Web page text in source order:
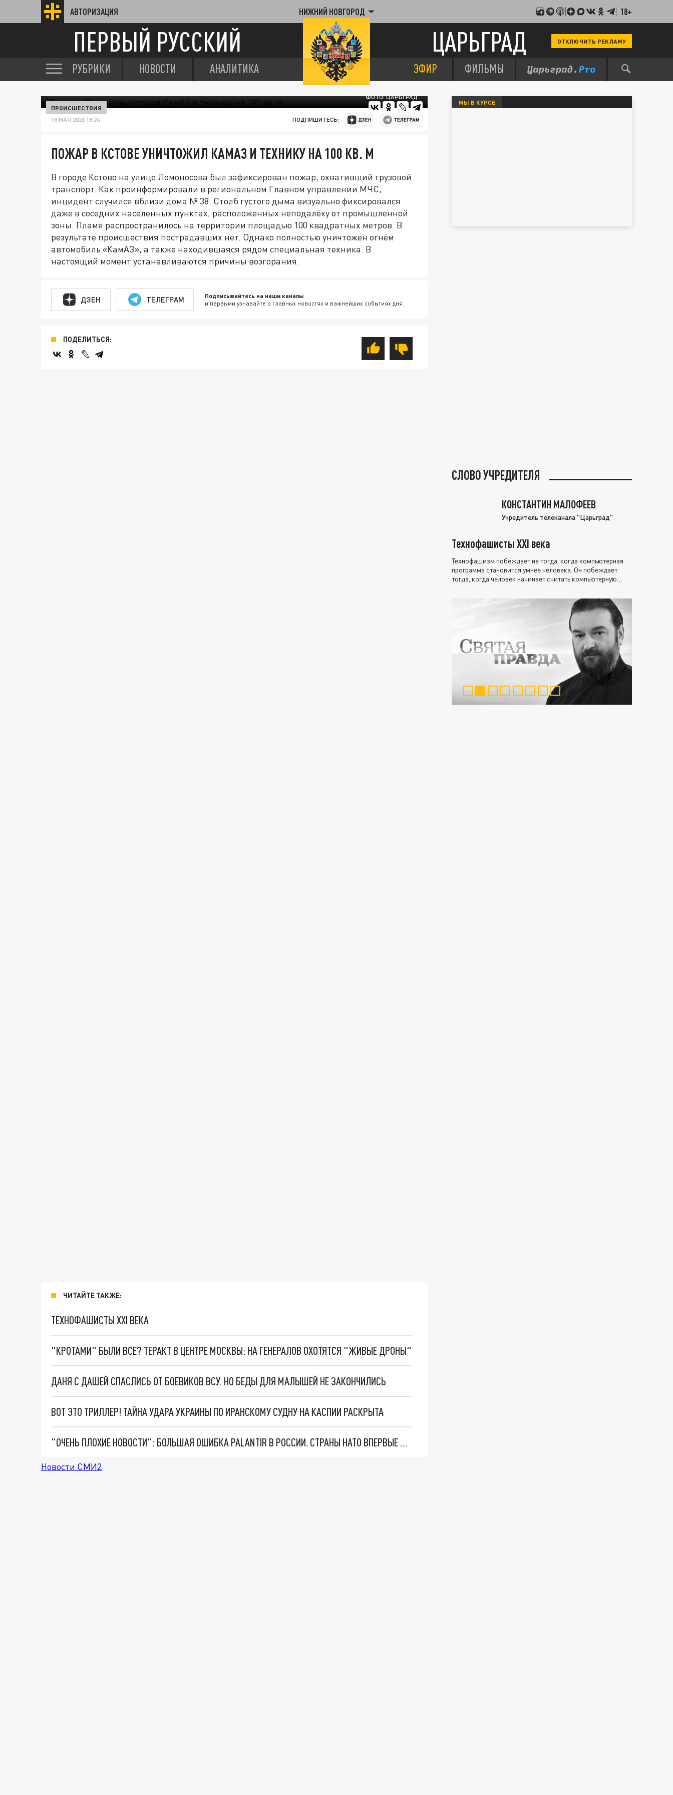
АВТОРИЗАЦИЯ НИЖНИЙ НОВГОРОД 18+
ПЕРВЫЙ РУССКИЙ ЦАРЬГРАД ОТКЛЮЧИТЬ РЕКЛАМУ
РУБРИКИ НОВОСТИ АНАЛИТИКА ЭФИР ФИЛЬМЫ
ФОТО: ЦАРЬГРАД
ПРОИСШЕСТВИЯ
18 МАЯ 2026 18:24 ПОДПИШИТЕСЬ:
ПОЖАР В КСТОВЕ УНИЧТОЖИЛ КАМАЗ И ТЕХНИКУ НА 100 КВ. М
В городе Кстово на улице Ломоносова был зафиксирован пожар, охвативший грузовой
транспорт. Как проинформировали в региональном Главном управлении МЧС,
инцидент случился вблизи дома № 38. Столб густого дыма визуально фиксировался
даже в соседних населенных пунктах, расположенных неподалёку от промышленной
зоны. Пламя распространилось на территории площадью 100 квадратных метров. В
результате происшествия пострадавших нет. Однако полностью уничтожен огнём
автомобиль «КамАЗ», а также находившаяся рядом специальная техника. В
настоящий момент устанавливаются причины возгорания.
ДЗЕН ТЕЛЕГРАМ Подписывайтесь на наши каналы
и первыми узнавайте о главных новостях и важнейших событиях дня.
ПОДЕЛИТЬСЯ:
ЧИТАЙТЕ ТАКЖЕ:
ТЕХНОФАШИСТЫ XXI ВЕКА
"КРОТАМИ" БЫЛИ ВСЕ? ТЕРАКТ В ЦЕНТРЕ МОСКВЫ: НА ГЕНЕРАЛОВ ОХОТЯТСЯ "ЖИВЫЕ ДРОНЫ"
ДАНЯ С ДАШЕЙ СПАСЛИСЬ ОТ БОЕВИКОВ ВСУ. НО БЕДЫ ДЛЯ МАЛЫШЕЙ НЕ ЗАКОНЧИЛИСЬ
ВОТ ЭТО ТРИЛЛЕР! ТАЙНА УДАРА УКРАИНЫ ПО ИРАНСКОМУ СУДНУ НА КАСПИИ РАСКРЫТА
"ОЧЕНЬ ПЛОХИЕ НОВОСТИ": БОЛЬШАЯ ОШИБКА PALANTIR В РОССИИ. СТРАНЫ НАТО ВПЕРВЫЕ ЗА СВО ОСТАНОВИЛИ ПОСТАВКИ ОРУЖИЯ. ВСУ ТЕРЯЮТ ПРИГРАНИЧЬЕ?
Новости СМИ2
МЫ В КУРСЕ
СЛОВО УЧРЕДИТЕЛЯ
КОНСТАНТИН МАЛОФЕЕВ
Учредитель телеканала "Царьград"
Технофашисты XXI века
Технофашизм побеждает не тогда, когда компьютерная
программа становится умнее человека. Он побеждает
тогда, когда человек начинает считать компьютерную